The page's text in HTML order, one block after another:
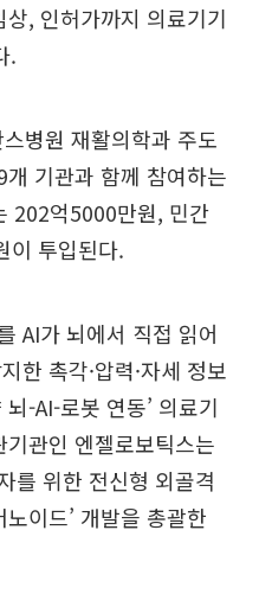
, 인허가까지 의료기기
.
병원 재활의학과 주도
기관과 함께 참여하는
202억5000만원, 민간
이 투입된다.
AI가 뇌에서 직접 읽어
한 촉각·압력·자세 정보
-AI-로봇 연동’ 의료기
관인 엔젤로보틱스는
를 위한 전신형 외골격
이드’ 개발을 총괄한